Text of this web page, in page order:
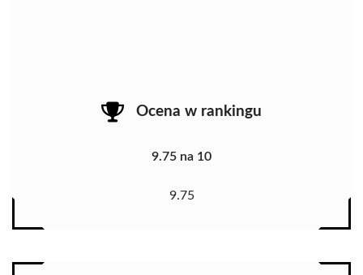
Ocena w rankingu
9.75 na 10
9.75